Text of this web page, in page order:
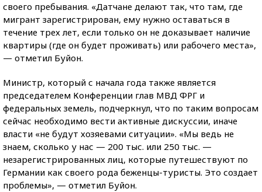
своего пребывания. «Датчане делают так, что там, где
мигрант зарегистрирован, ему нужно оставаться в
течение трех лет, если только он не доказывает наличие
квартиры (где он будет проживать) или рабочего места»,
— отметил Буйон.
Министр, который с начала года также является
председателем Конференции глав МВД ФРГ и
федеральных земель, подчеркнул, что по таким вопросам
сейчас необходимо вести активные дискуссии, иначе
власти «не будут хозяевами ситуации». «Мы ведь не
знаем, сколько у нас — 200 тыс. или 250 тыс. —
незарегистрированных лиц, которые путешествуют по
Германии как своего рода беженцы-туристы. Это создает
проблемы», — отметил Буйон.